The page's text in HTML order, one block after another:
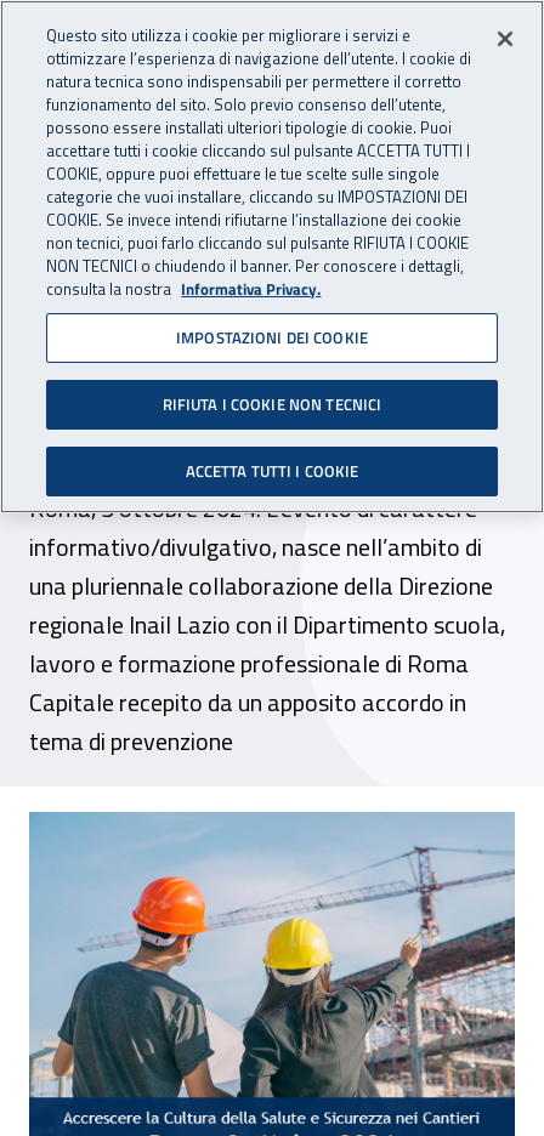
INAIL - Istituto Nazionale
Apri cerca
Navigazione principale
Navigazione - Ti trovi in:
Home Inail comunica Eventi
03 ottobre 2024
Seminario – “Accrescere la
cultura della salute e
sicurezza nei cantieri edili”
Roma, 3 ottobre 2024. L’evento di carattere
informativo/divulgativo, nasce nell’ambito di
una pluriennale collaborazione della Direzione
regionale Inail Lazio con il Dipartimento scuola,
lavoro e formazione professionale di Roma
Capitale recepito da un apposito accordo in
tema di prevenzione
Questo sito utilizza i cookie per migliorare i servizi e
ottimizzare l’esperienza di navigazione dell’utente. I cookie di
natura tecnica sono indispensabili per permettere il corretto
funzionamento del sito. Solo previo consenso dell’utente,
possono essere installati ulteriori tipologie di cookie. Puoi
accettare tutti i cookie cliccando sul pulsante ACCETTA TUTTI I
COOKIE, oppure puoi effettuare le tue scelte sulle singole
categorie che vuoi installare, cliccando su IMPOSTAZIONI DEI
COOKIE. Se invece intendi rifiutarne l’installazione dei cookie
non tecnici, puoi farlo cliccando sul pulsante RIFIUTA I COOKIE
NON TECNICI o chiudendo il banner. Per conoscere i dettagli,
consulta la nostra Informativa Privacy.
IMPOSTAZIONI DEI COOKIE
RIFIUTA I COOKIE NON TECNICI
ACCETTA TUTTI I COOKIE